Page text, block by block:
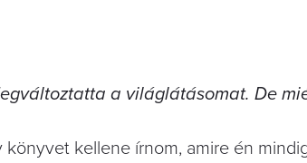
a világlátásomat. De
kellene írnom, amire én